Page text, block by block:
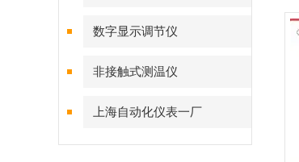
数字显示调节仪
非接触式测温仪
上海自动化仪表一厂